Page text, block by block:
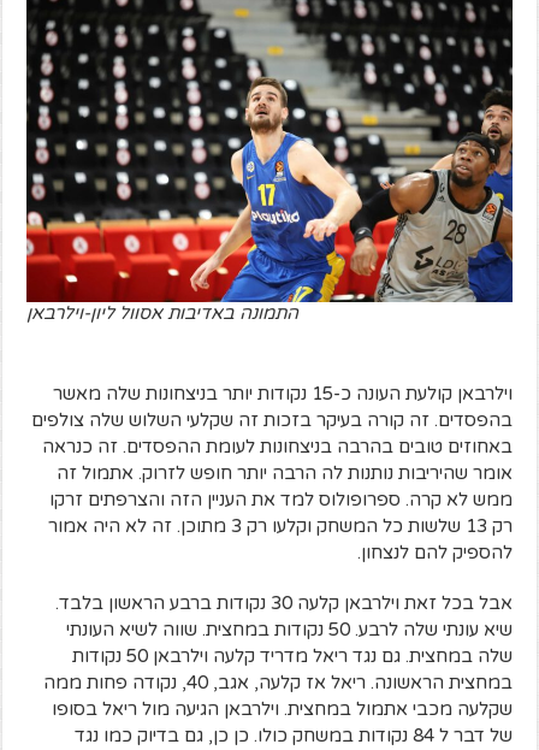
התמונה באדיבות אסוול ליון-וילרבאן
וילרבאן קולעת העונה כ-15 נקודות יותר בניצחונות שלה מאשר
בהפסדים. זה קורה בעיקר בזכות זה שקלעי השלוש שלה צולפים
באחוזים טובים בהרבה בניצחונות לעומת ההפסדים. זה כנראה
אומר שהיריבות נותנות לה הרבה יותר חופש לזרוק. אתמול זה
ממש לא קרה. ספרופולוס למד את העניין הזה והצרפתים זרקו
רק 13 שלשות כל המשחק וקלעו רק 3 מתוכן. זה לא היה אמור
להספיק להם לנצחון.
אבל בכל זאת וילרבאן קלעה 30 נקודות ברבע הראשון בלבד.
שיא עונתי שלה לרבע. 50 נקודות במחצית. שווה לשיא העונתי
שלה במחצית. גם נגד ריאל מדריד קלעה וילרבאן 50 נקודות
במחצית הראשונה. ריאל אז קלעה, אגב, 40, נקודה פחות ממה
שקלעה מכבי אתמול במחצית. וילרבאן הגיעה מול ריאל בסופו
של דבר ל 84 נקודות במשחק כולו. כן כן, גם בדיוק כמו נגד